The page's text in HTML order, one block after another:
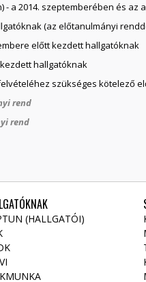
- a 2014. szeptemberében és
(az előtanulmányi
előtt kezdett hallgatóknak
hallgatóknak
szükséges kötelező
rend
rend
(HALLGATÓI)